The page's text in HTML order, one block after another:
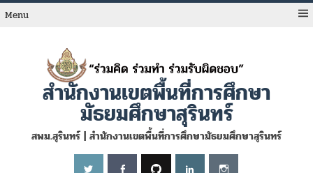
Skip
toMenu
สำนักงานเขตพื้นที่การศึกษา
มัธยมศึกษาสุรินทร์
สพม.สุรินทร์ | สำนักงานเขตพื้นที่การศึกษามัธยมศึกษาสุรินทร์